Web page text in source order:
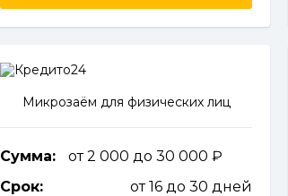
Микрозаём для физических лиц
Сумма:
от 2 000 до 30 000
Срок:
от 16 до 30 дней